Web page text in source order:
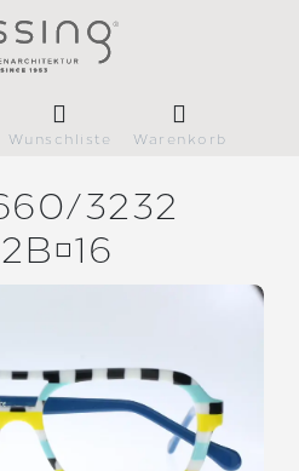
Wunschliste Warenkorb
3232